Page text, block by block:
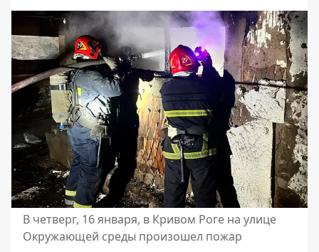
В четверг, 16 января, в Кривом Роге на улице
Окружающей среды произошел пожар